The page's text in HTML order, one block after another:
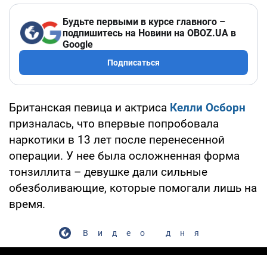
Будьте первыми в курсе главного –
подпишитесь на Новини на OBOZ.UA в
Google
Подписаться
Британская певица и актриса Келли Осборн
призналась, что впервые попробовала
наркотики в 13 лет после перенесенной
операции. У нее была осложненная форма
тонзиллита – девушке дали сильные
обезболивающие, которые помогали лишь на
время.
Видео дня